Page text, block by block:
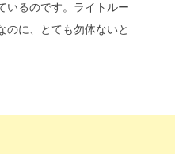
いるのです。ライトルー
のに、とても勿体ないと